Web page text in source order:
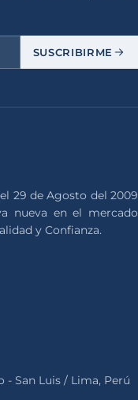
SUSCRIBIRME
29 de Agosto del 2009
nueva en el mercado
y Confianza.
- San Luis / Lima, Perú